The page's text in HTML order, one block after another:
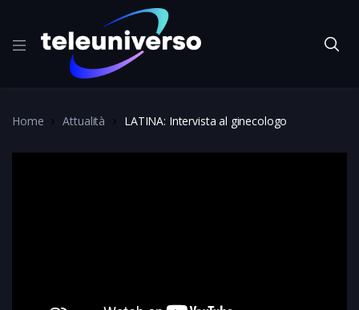
Home Attualità LATINA: Intervista al ginecologo